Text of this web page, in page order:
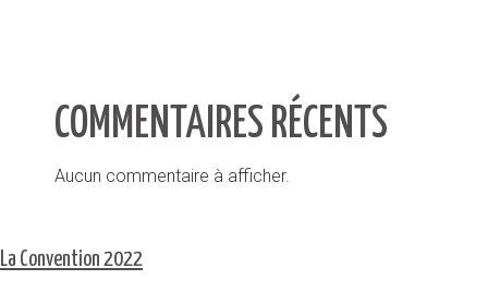
COMMENTAIRES RÉCENTS
Aucun commentaire à afficher.
La Convention 2022